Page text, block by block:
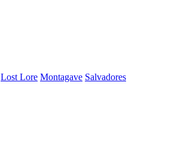
Lost Lore Montagave Salvadores